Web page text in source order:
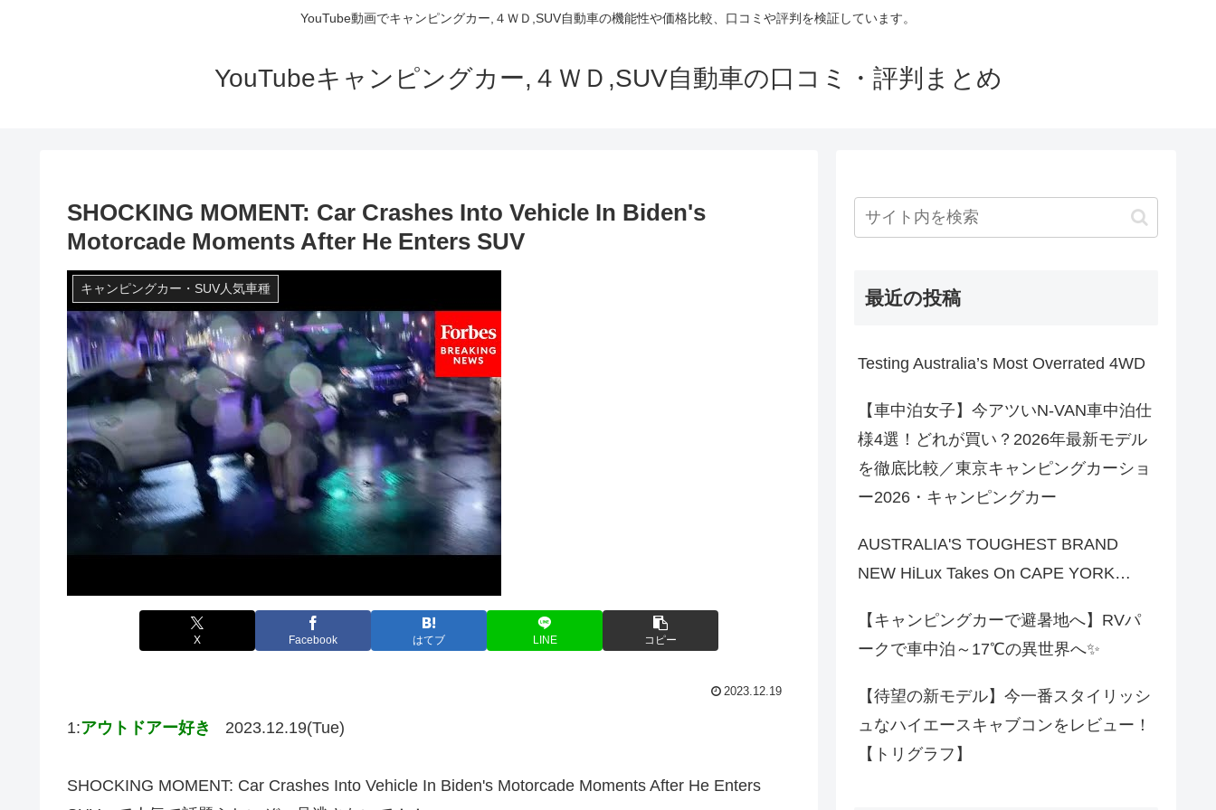
YouTube動画でキャンピングカー,４ＷＤ,SUV自動車の機能性や価格比較、口コミや評判を検証しています。
YouTubeキャンピングカー,４ＷＤ,SUV自動車の口コミ・評判まとめ
SHOCKING MOMENT: Car Crashes Into Vehicle In Biden's
Motorcade Moments After He Enters SUV
キャンピングカー・SUV人気車種
X Facebook はてブ LINE コピー
2023.12.19
1:アウトドアー好き 2023.12.19(Tue)
SHOCKING MOMENT: Car Crashes Into Vehicle In Biden's Motorcade Moments After He Enters
最近の投稿
Testing Australia’s Most Overrated 4WD
【車中泊女子】今アツいN-VAN車中泊仕
様4選！どれが買い？2026年最新モデル
を徹底比較／東京キャンピングカーショ
ー2026・キャンピングカー
AUSTRALIA'S TOUGHEST BRAND
NEW HiLux Takes On CAPE YORK…
【キャンピングカーで避暑地へ】RVパ
ークで車中泊～17℃の異世界へ✨
【待望の新モデル】今一番スタイリッシ
ュなハイエースキャブコンをレビュー！
【トリグラフ】